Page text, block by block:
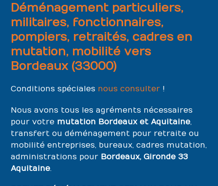
Déménagement particuliers,
militaires, fonctionnaires,
pompiers, retraités, cadres en
mutation, mobilité vers
Bordeaux (33000)
Conditions spéciales nous consulter !
Nous avons tous les agréments nécessaires
pour votre mutation Bordeaux et Aquitaine,
transfert ou déménagement pour retraite ou
mobilité entreprises, bureaux, cadres mutation,
administrations pour Bordeaux, Gironde 33
Aquitaine.